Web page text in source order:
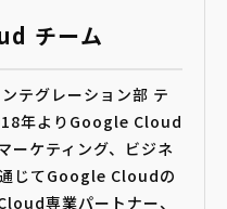
チーム
テグレーション部 テ
年よりGoogle Cloud
ーケティング、ビジネ
じてGoogle Cloudの
専業パートナー、